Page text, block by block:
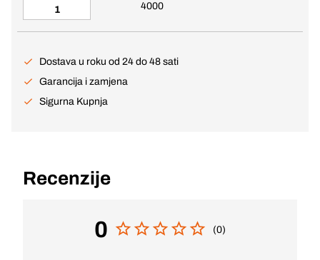
4000
Dostava u roku od 24 do 48 sati
Garancija i zamjena
Sigurna Kupnja
Recenzije
0 (0)